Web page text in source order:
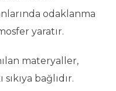
odaklanma
yaratır.
materyaller,
bağlıdır.